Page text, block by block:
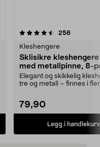
256
Kleshengere
Sklisikre
med metallpinne, 8-
Elegant og skikkelig
tre og metall – finnes i
79,90
Legg i handlekurv
4.5av 5 stjerner